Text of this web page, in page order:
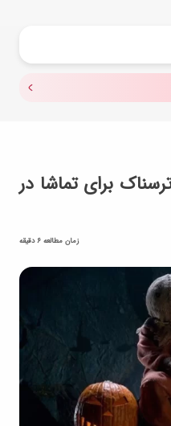
برای تماشا در
زمان مطالعه 6 دقیقه